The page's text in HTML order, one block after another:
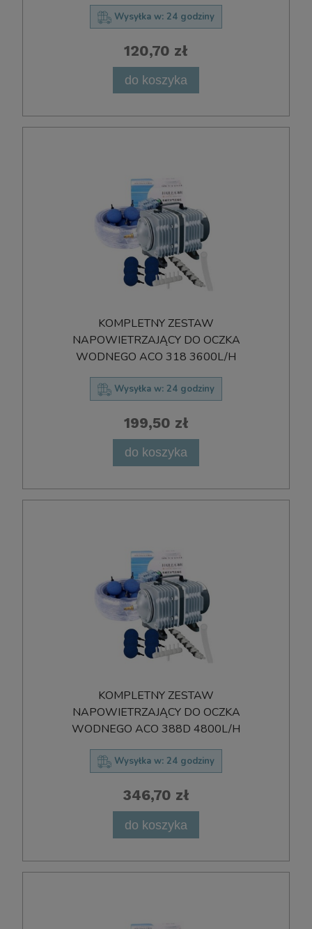
Wysyłka w: 24 godziny
120,70 zł
do koszyka
KOMPLETNY ZESTAW
NAPOWIETRZAJĄCY DO OCZKA
WODNEGO ACO 318 3600L/H
Wysyłka w: 24 godziny
199,50 zł
do koszyka
KOMPLETNY ZESTAW
NAPOWIETRZAJĄCY DO OCZKA
WODNEGO ACO 388D 4800L/H
Wysyłka w: 24 godziny
346,70 zł
do koszyka